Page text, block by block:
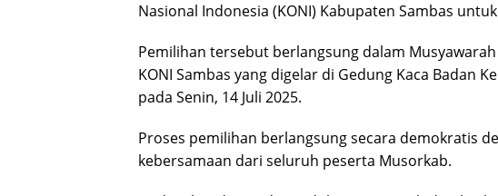
Nasional Indonesia (KONI) Kabupaten Sambas
Pemilihan tersebut berlangsung dalam
KONI Sambas yang digelar di Gedung Kaca Badan
pada Senin, 14 Juli 2025.
Proses pemilihan berlangsung secara demokratis
kebersamaan dari seluruh peserta Musorkab.